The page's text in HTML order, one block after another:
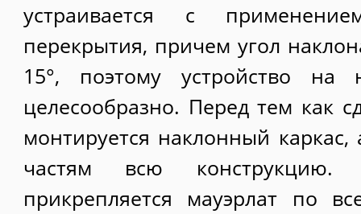
устраивается с
перекрытия, причем угол
15°, поэтому устройство на
целесообразно. Перед тем как
монтируется наклонный
частям всю
прикрепляется мауэрлат по